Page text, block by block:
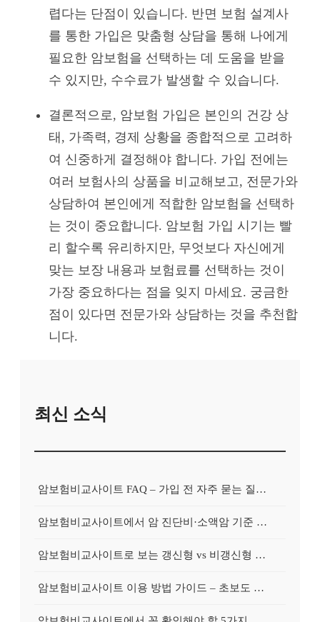
렵다는 단점이 있습니다. 반면 보험 설계사
를 통한 가입은 맞춤형 상담을 통해 나에게
필요한 암보험을 선택하는 데 도움을 받을
수 있지만, 수수료가 발생할 수 있습니다.
결론적으로, 암보험 가입은 본인의 건강 상
태, 가족력, 경제 상황을 종합적으로 고려하
여 신중하게 결정해야 합니다. 가입 전에는
여러 보험사의 상품을 비교해보고, 전문가와
상담하여 본인에게 적합한 암보험을 선택하
는 것이 중요합니다. 암보험 가입 시기는 빨
리 할수록 유리하지만, 무엇보다 자신에게
맞는 보장 내용과 보험료를 선택하는 것이
가장 중요하다는 점을 잊지 마세요. 궁금한
점이 있다면 전문가와 상담하는 것을 추천합
니다.
최신 소식
암보험비교사이트 FAQ – 가입 전 자주 묻는 질문 정리
암보험비교사이트에서 암 진단비·소액암 기준 제대로 비교하기
암보험비교사이트로 보는 갱신형 vs 비갱신형 암보험 차이
암보험비교사이트 이용 방법 가이드 – 초보도 쉽게 비교하는 순서